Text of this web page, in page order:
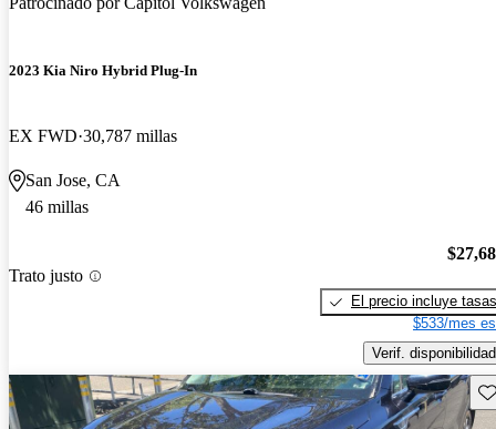
2023 Kia Niro Hybrid Plug-In
EX FWD 30,787 millas
San Jose, CA
46 millas
Trato justo
El precio incluye tasas
$533/mes
Verif. disponibilidad